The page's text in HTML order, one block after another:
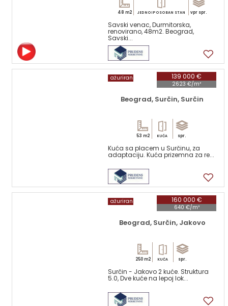
48 m2 JEDNOIPOSOBAN STAN vpr spr.
Savski venac, Durmitorska,
renovirano, 48m2. Beograd,
Savski...
139 000 €
2623 €/m²
ažuriran
Beograd, Surčin, Surčin
53 m2 KUĆA spr.
Kuća sa placem u Surčinu, za
adaptaciju. Kuća prizemna za re...
160 000 €
640 €/m²
ažuriran
Beograd, Surčin, Jakovo
250 m2 KUĆA spr.
Surčin - Jakovo 2 kuće. Struktura
5.0, Dve kuće na lepoj lok...